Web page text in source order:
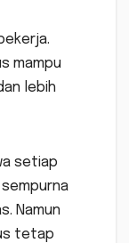
mampu
lebih
setiap
Namun
tetap